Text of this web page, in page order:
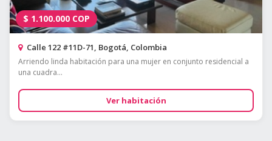
$ 1.100.000 COP
Calle 122 #11D-71, Bogotá, Colombia
Arriendo linda habitación para una mujer en conjunto residencial a
una cuadra...
Ver habitación